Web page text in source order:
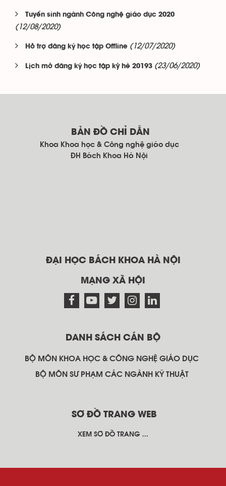
Tuyển sinh ngành Công nghệ giáo dục 2020
(12/08/2020)
Hỗ trợ đăng ký học tập Offline (12/07/2020)
Lịch mở đăng ký học tập kỳ hè 20193 (23/06/2020)
BẢN ĐỒ CHỈ DẪN
Khoa Khoa học & Công nghệ giáo dục
ĐH Bách Khoa Hà Nội
ĐẠI HỌC BÁCH KHOA HÀ NỘI
MẠNG XÃ HỘI
DANH SÁCH CÁN BỘ
BỘ MÔN KHOA HỌC & CÔNG NGHỆ GIÁO DỤC
BỘ MÔN SƯ PHẠM CÁC NGÀNH KỸ THUẬT
SƠ ĐỒ TRANG WEB
XEM SƠ ĐỒ TRANG ...